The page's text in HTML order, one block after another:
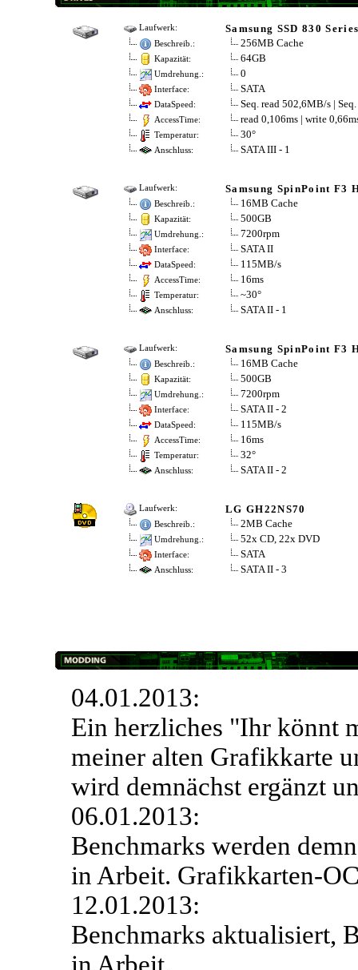
Laufwerk: Samsung SSD 830
Beschreib.: 256MB Cache
Kapazität: 64GB
Umdrehung.: 0
Interface: SATA
DataSpeed: Seq. read 502,6MB/s |
AccessTime: read 0,106ms | write
Temperatur: 30°
Anschluss: SATA III - 1
Laufwerk: Samsung SpinPoint F3
Beschreib.: 16MB Cache
Kapazität: 500GB
Umdrehung.: 7200rpm
Interface: SATA II
DataSpeed: 115MB/s
AccessTime: 16ms
Temperatur: ~30°
Anschluss: SATA II - 1
Laufwerk: Samsung SpinPoint F3
Beschreib.: 16MB Cache
Kapazität: 500GB
Umdrehung.: 7200rpm
Interface: SATA II - 2
DataSpeed: 115MB/s
AccessTime: 16ms
Temperatur: 32°
Anschluss: SATA II - 2
Laufwerk: LG GH22NS70
Beschreib.: 2MB Cache
Umdrehung.: 52x CD, 22x DVD
Interface: SATA
Anschluss: SATA II - 3
04.01.2013:
Ein herzliches "Ihr könnt
meiner alten Grafikkarte
wird demnächst ergänzt
06.01.2013:
Benchmarks werden
in Arbeit. Grafikkarten-
12.01.2013:
Benchmarks aktualisiert,